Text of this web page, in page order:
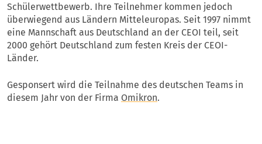
Schülerwettbewerb. Ihre Teilnehmer kommen jedoch
überwiegend aus Ländern Mitteleuropas. Seit 1997 nimmt
eine Mannschaft aus Deutschland an der CEOI teil, seit
2000 gehört Deutschland zum festen Kreis der CEOI-
Länder.
Gesponsert wird die Teilnahme des deutschen Teams in
diesem Jahr von der Firma Omikron.